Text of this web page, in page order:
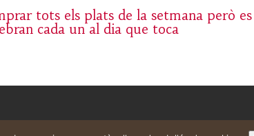
tots els plats de la setmana però es
cada un al dia que toca